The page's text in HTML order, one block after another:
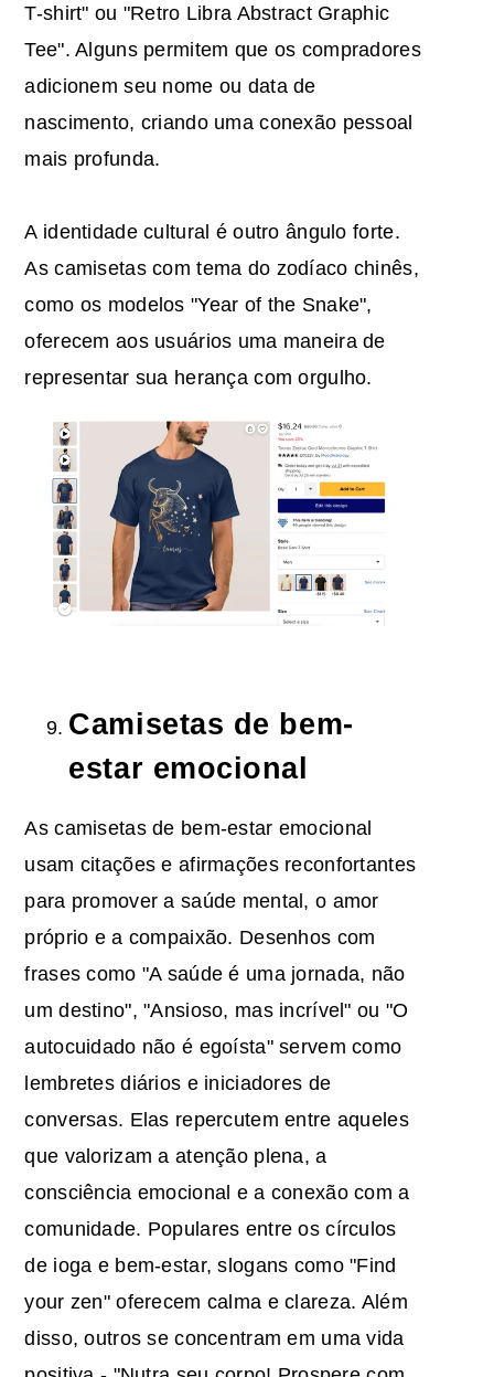
T-shirt" ou "Retro Libra Abstract Graphic
Tee". Alguns permitem que os compradores
adicionem seu nome ou data de
nascimento, criando uma conexão pessoal
mais profunda.
A identidade cultural é outro ângulo forte.
As camisetas com tema do zodíaco chinês,
como os modelos "Year of the Snake",
oferecem aos usuários uma maneira de
representar sua herança com orgulho.
Camisetas de bem-
estar emocional
As camisetas de bem-estar emocional
usam citações e afirmações reconfortantes
para promover a saúde mental, o amor
próprio e a compaixão. Desenhos com
frases como "A saúde é uma jornada, não
um destino", "Ansioso, mas incrível" ou "O
autocuidado não é egoísta" servem como
lembretes diários e iniciadores de
conversas. Elas repercutem entre aqueles
que valorizam a atenção plena, a
consciência emocional e a conexão com a
comunidade. Populares entre os círculos
de ioga e bem-estar, slogans como "Find
your zen" oferecem calma e clareza. Além
disso, outros se concentram em uma vida